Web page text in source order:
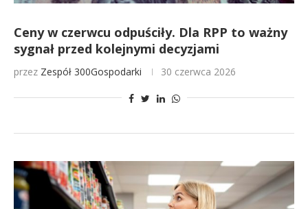
Ceny w czerwcu odpuściły. Dla RPP to ważny
sygnał przed kolejnymi decyzjami
przez Zespół 300Gospodarki 30 czerwca 2026